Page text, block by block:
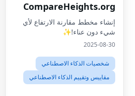
CompareHeights.org
إنشاء مخطط مقارنة الارتفاع لأي
شيء دون عناء!✨
2025-08-30
شخصيات الذكاء الاصطناعي
مقاييس وتقييم الذكاء الاصطناعي